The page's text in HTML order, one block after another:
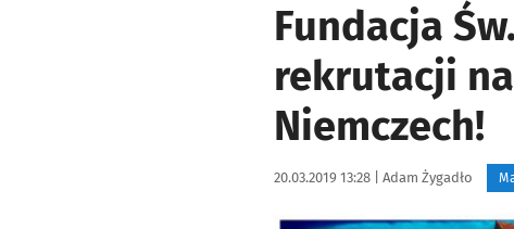
Fundacja
rekrutacji
Niemczech!
Data publikacji:
20.03.2019 13:28 | Autor:
Adam Żygadło